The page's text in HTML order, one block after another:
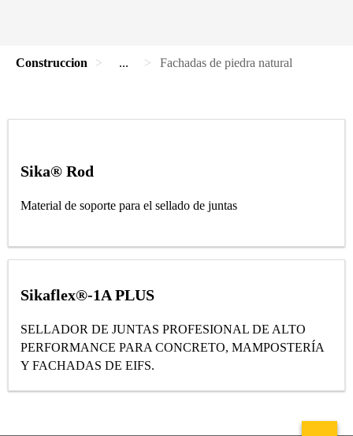
Construccion ... Fachadas de piedra natural
Sika® Rod
Material de soporte para el sellado de juntas
Sikaflex®-1A PLUS
SELLADOR DE JUNTAS PROFESIONAL DE ALTO
PERFORMANCE PARA CONCRETO, MAMPOSTERÍA
Y FACHADAS DE EIFS.